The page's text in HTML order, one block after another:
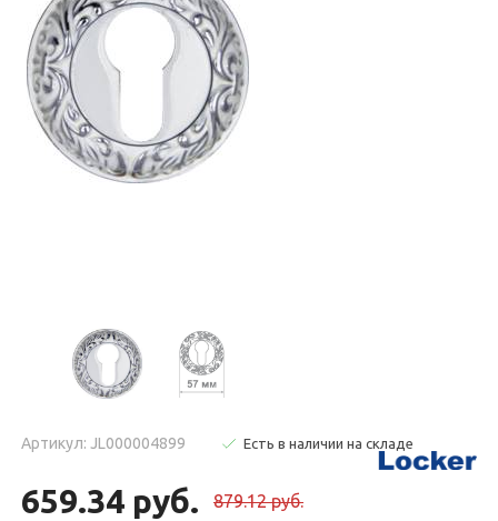
Артикул: JL000004899 Есть в наличии на складе
659.34 руб. 879.12 руб.